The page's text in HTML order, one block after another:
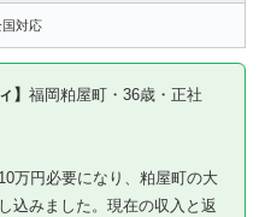
対応
】 福岡粕屋町・36歳・正社
万円必要になり、粕屋町の大
込みました。現在の収入と返